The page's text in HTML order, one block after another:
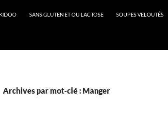
SANS GLUTEN ET OU LACTOSE SOUPES VELOUTÉS
Archives par mot-clé : Manger